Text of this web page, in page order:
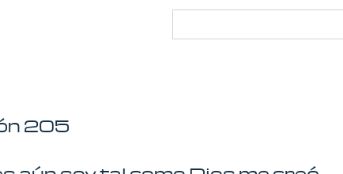
Buscar:
205